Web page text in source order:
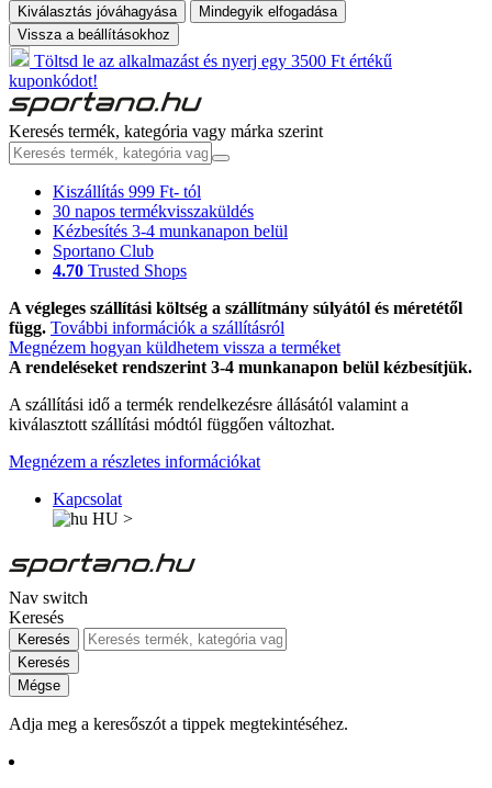
Kiválasztás jóváhagyása
Mindegyik elfogadása
Vissza a beállításokhoz
Töltsd le az alkalmazást és nyerj egy 3500 Ft értékű
kuponkódot!
Keresés termék, kategória vagy márka szerint
Kiszállítás 999 Ft- tól
30 napos termékvisszaküldés
Kézbesítés 3-4 munkanapon belül
Sportano Club
4.70 Trusted Shops
A végleges szállítási költség a szállítmány súlyától és méretétől
függ. További információk a szállításról
Megnézem hogyan küldhetem vissza a terméket
A rendeléseket rendszerint 3-4 munkanapon belül kézbesítjük.
A szállítási idő a termék rendelkezésre állásától valamint a
kiválasztott szállítási módtól függően változhat.
Megnézem a részletes információkat
Kapcsolat
HU >
Nav switch
Keresés
Keresés
Keresés
Mégse
Adja meg a keresőszót a tippek megtekintéséhez.